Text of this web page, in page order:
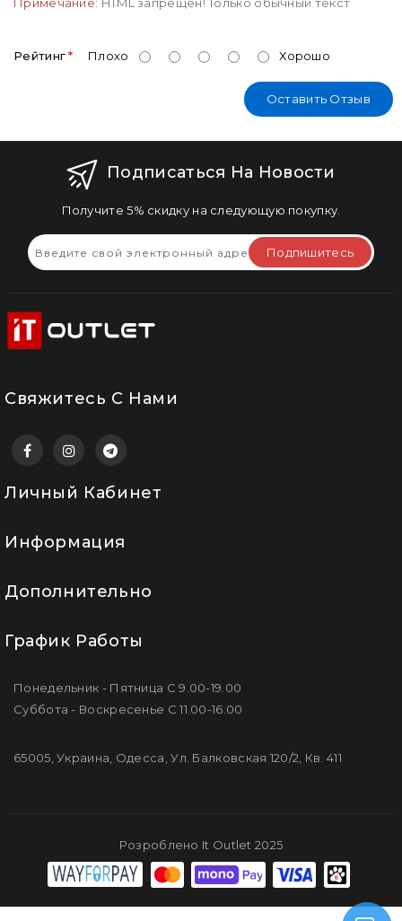
Примечание: HTML запрещен! Только обычный текст
Рейтинг Плохо Хорошо
Оставить Отзыв
Подписаться На Новости
Получите 5% скидку на следующую покупку.
Подпишитесь
Свяжитесь С Нами
Личный Кабинет
Информация
Дополнительно
График Работы
Понедельник - Пятница С 9.00-19.00
Суббота - Воскресенье С 11.00-16.00
65005, Украина, Одесса, Ул. Балковская 120/2, Кв. 411
Розроблено It Outlet 2025